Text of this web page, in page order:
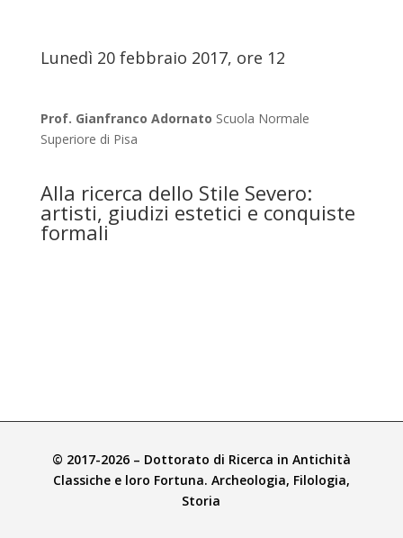
Lunedì 20 febbraio 2017, ore 12
Prof. Gianfranco Adornato Scuola Normale
Superiore di Pisa
Alla ricerca dello Stile Severo:
artisti, giudizi estetici e conquiste
formali
© 2017-2026 – Dottorato di Ricerca in Antichità
Classiche e loro Fortuna. Archeologia, Filologia,
Storia